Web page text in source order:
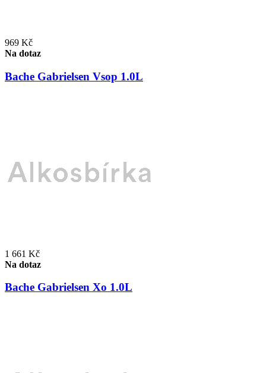
969 Kč
Na dotaz
Bache Gabrielsen Vsop 1.0L
1 661 Kč
Na dotaz
Bache Gabrielsen Xo 1.0L